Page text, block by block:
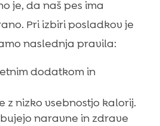
je, da naš pes ima
Pri izbiri posladkov je
naslednja pravila:
dodatkom in
z nizko vsebnostjo kalorij.
naravne in zdrave